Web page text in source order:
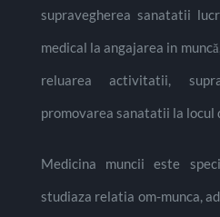
supravegherea sanatatii
medical la angajarea in
reluarea activitatii,
promovarea sanatatii la locul
Medicina muncii este
studiaza relatia om-munca,